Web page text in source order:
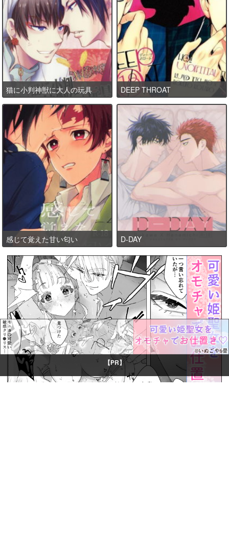
【PR】
猫に小判神獣に大人の玩具 DEEP THROAT
感じて覚えた甘い匂い D-DAY